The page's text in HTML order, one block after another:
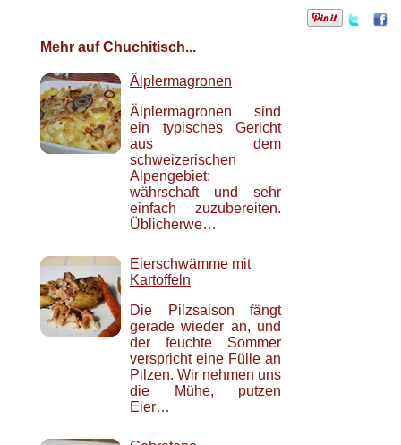
Mehr auf Chuchitisch...
Älplermagronen
Älplermagronen sind
ein typisches Gericht
aus dem
schweizerischen
Alpengebiet:
währschaft und sehr
einfach zuzubereiten.
Üblicherwe…
Eierschwämme mit
Kartoffeln
Die Pilzsaison fängt
gerade wieder an, und
der feuchte Sommer
verspricht eine Fülle an
Pilzen. Wir nehmen uns
die Mühe, putzen
Eier…